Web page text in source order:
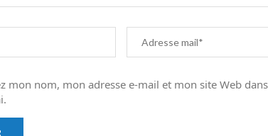
mon nom, mon adresse e-mail et mon site Web